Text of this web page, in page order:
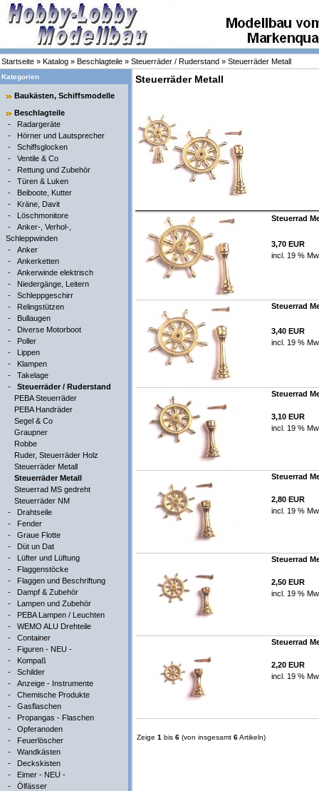
Startseite » Katalog » Beschlagteile » Steuerräder / Ruderstand » Steuerräder Metall
Kategorien
Baukästen, Schiffsmodelle
Beschlagteile
- Radargeräte
- Hörner und Lautsprecher
- Schiffsglocken
- Ventile & Co
- Rettung und Zubehör
- Türen & Luken
- Beiboote, Kutter
- Kräne, Davit
- Löschmonitore
- Anker-, Verhol-,
Schleppwinden
- Anker
- Ankerketten
- Ankerwinde elektrisch
- Niedergänge, Leitern
- Schleppgeschirr
- Relingstützen
- Bullaugen
- Diverse Motorboot
- Poller
- Lippen
- Klampen
- Takelage
- Steuerräder / Ruderstand
PEBA Steuerräder
PEBA Handräder
Segel & Co
Graupner
Robbe
Ruder, Steuerräder Holz
Steuerräder Metall
Steuerräder Metall
Steuerrad MS gedreht
Steuerräder NM
- Drahtseile
- Fender
- Graue Flotte
- Düt un Dat
- Lüfter und Lüftung
- Flaggenstöcke
- Flaggen und Beschriftung
- Dampf & Zubehör
- Lampen und Zubehör
- PEBA Lampen / Leuchten
- WEMO ALU Drehteile
- Container
- Figuren - NEU -
- Kompaß
- Schilder
- Anzeige - Instrumente
- Chemische Produkte
- Gasflaschen
- Propangas - Flaschen
- Opferanoden
- Feuerlöscher
- Wandkästen
- Deckskisten
- Eimer - NEU -
- Ölfässer
Steuerräder Metall
Steuerrad
3,70 EUR
incl. 19 %
Steuerrad
3,40 EUR
incl. 19 %
Steuerrad
3,10 EUR
incl. 19 %
Steuerrad
2,80 EUR
incl. 19 %
Steuerrad
2,50 EUR
incl. 19 %
Steuerrad
2,20 EUR
incl. 19 %
Zeige 1 bis 6 (von insgesamt 6Artikeln)